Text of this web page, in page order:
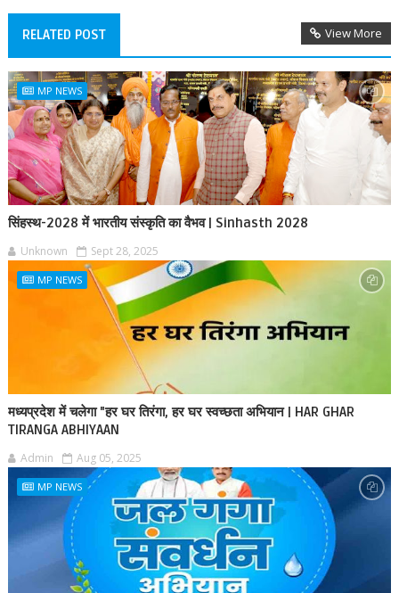
RELATED POST View More
MP NEWS
सिंहस्थ-2028 में भारतीय संस्कृति का वैभव | Sinhasth 2028
Unknown Sept 28, 2025
MP NEWS
मध्यप्रदेश में चलेगा "हर घर तिरंगा, हर घर स्वच्छता अभियान | HAR GHAR
TIRANGA ABHIYAAN
Admin Aug 05, 2025
MP NEWS